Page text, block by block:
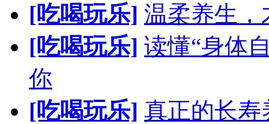
[吃喝玩乐] 温柔养生，
[吃喝玩乐] 读懂“身体
你
[吃喝玩乐] 真正的长寿